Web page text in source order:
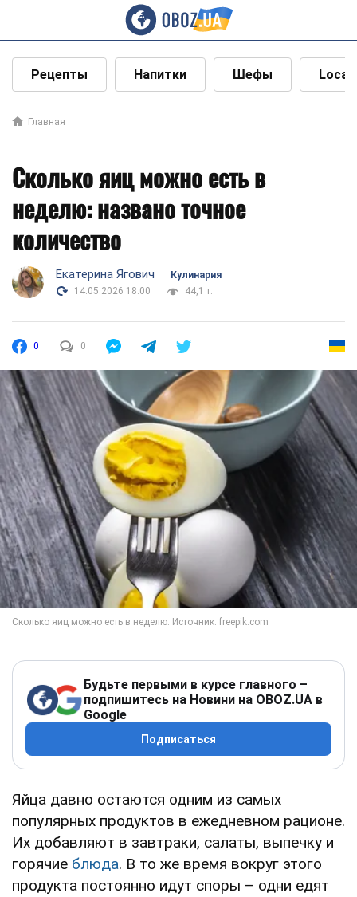
Рецепты Напитки Шефы Local
Главная
Сколько яиц можно есть в
неделю: названо точное
количество
Екатерина Ягович
Кулинария
14.05.2026 18:00
44,1 т.
0 0
Будьте первыми в курсе главного –
подпишитесь на Новини на OBOZ.UA в
Google
Подписаться
Яйца давно остаются одним из самых
популярных продуктов в ежедневном рационе.
Их добавляют в завтраки, салаты, выпечку и
горячие блюда. В то же время вокруг этого
продукта постоянно идут споры – одни едят